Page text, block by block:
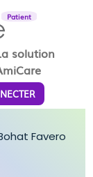
Patient
solution
Favero